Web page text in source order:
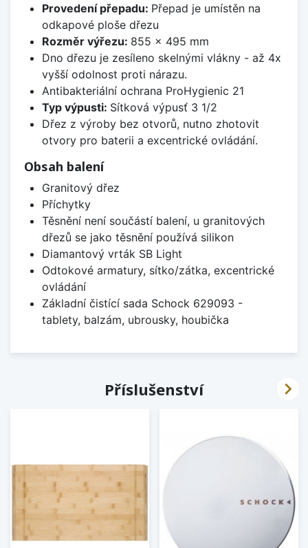
Provedení přepadu: Přepad je umístěn na
odkapové ploše dřezu
Rozměr výřezu: 855 x 495 mm
Dno dřezu je zesíleno skelnými vlákny - až 4x
vyšší odolnost proti nárazu.
Antibakteriální ochrana ProHygienic 21
Typ výpusti: Sítková výpusť 3 1/2
Dřez z výroby bez otvorů, nutno zhotovit
otvory pro baterii a excentrické ovládání.
Obsah balení
Granitový dřez
Příchytky
Těsnění není součástí balení, u granitových
dřezů se jako těsnění používá silikon
Diamantový vrták SB Light
Odtokové armatury, sítko/zátka, excentrické
ovládání
Základní čistící sada Schock 629093 -
tablety, balzám, ubrousky, houbička
Příslušenství 